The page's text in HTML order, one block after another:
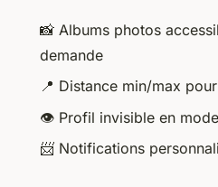
📸 Albums photos
demande
📍 Distance min/max
👁️ Profil invisible en
📨 Notifications